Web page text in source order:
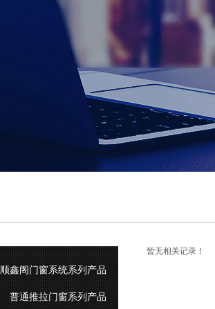
暂无相关记录！
顺鑫阁门窗系统系列产品
普通推拉门窗系列产品